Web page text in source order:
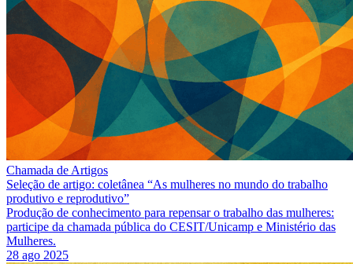
Chamada de Artigos
Seleção de artigo: coletânea “As mulheres no mundo do trabalho
produtivo e reprodutivo”
Produção de conhecimento para repensar o trabalho das mulheres:
participe da chamada pública do CESIT/Unicamp e Ministério das
Mulheres.
28 ago 2025